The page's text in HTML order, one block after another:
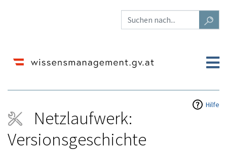
Hilfe
Netzlaufwerk:
Versionsgeschichte